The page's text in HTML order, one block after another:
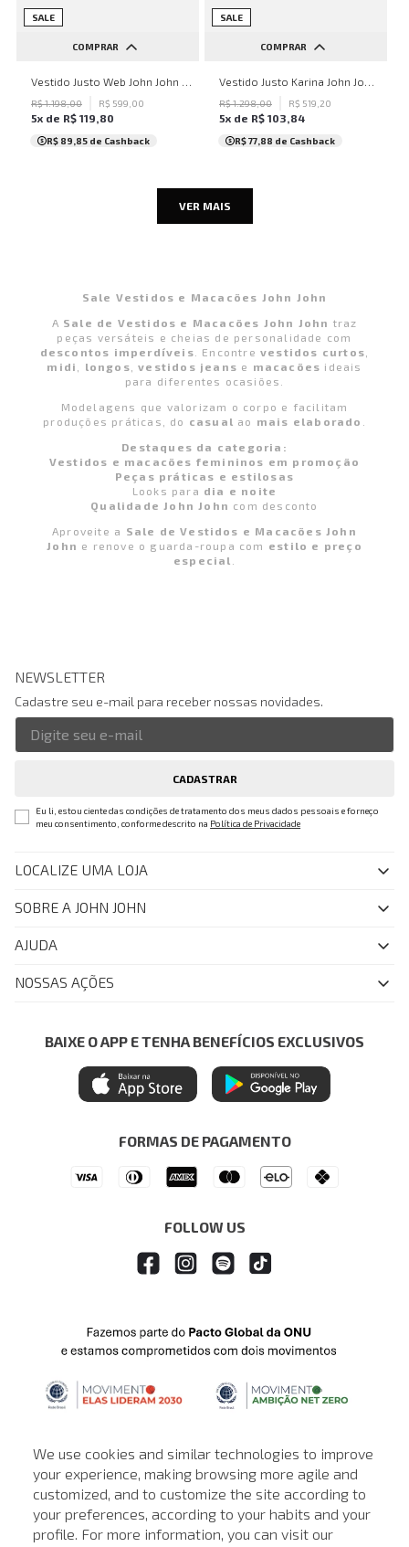
We use cookies and similar technologies to improve
your experience, making browsing more agile and
customized, and to customize the site according to
your preferences, according to your habits and your
profile. For more information, you can visit our
SALE
COMPRAR
M G
R$1.198,00 R$ 599 00
5x de R$ 119,80
R$ 89,85 de Cashback
SALE
COMPRAR
P
R$1.298,00 R$ 519 20
5x de R$ 103,84
R$ 77,88 de Cashback
VER MAIS
Sale Vestidos e Macacões John John
A Sale de Vestidos e Macacões John John traz
peças versáteis e cheias de personalidade com
descontos imperdíveis . Encontrevestidos curtos
midi
longos ,vestidos jeans e macacões ideais
para diferentes ocasiões.
Modelagens que valorizam o corpo e facilitam
produções práticas, do casual ao mais elaborado
Destaques da categoria:
Vestidos e macacões femininos em promoção
Peças práticas e estilosas
Looks para dia e noite
Qualidade John John com desconto
Aproveite a Sale de Vestidos e Macacões John
John e renove o guarda-roupa com estilo e preço
especial
NEWSLETTER
Cadastre seu e-mail para receber nossas novidades.
CADASTRAR
Eu li, estou ciente das condições de tratamento dos meus dados pessoais e forneço
meu consentimento, conforme descrito na Política de Privacidade
LOCALIZE UMA LOJA
SOBRE A JOHN JOHN
Quem Somos
John John Club
Painel de Privacidade
Central de Preferências
Ética e Sustentabilidade
AJUDA
FAQ
Regulamentos
Seja um Revendedor
NOSSAS AÇÕES
Azul Fidelidade
Mastercard
Itau Personnalite
BAIXE O APP E TENHA BENEFÍCIOS EXCLUSIVOS
FORMAS DE PAGAMENTO
FOLLOW US
© © Copyright 2000-2026 - Todos os direitos reservados. A Loja de